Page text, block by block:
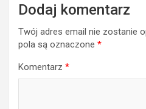
Dodaj komentarz
Twój adres email nie zostanie
pola są oznaczone *
Komentarz *